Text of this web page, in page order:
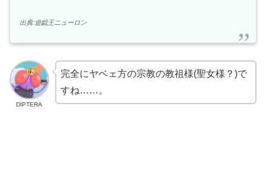
出典:遊戯王ニューロン
DIPTERA
完全にヤベェ方の宗教の教祖様(聖女様？)で
すね……。